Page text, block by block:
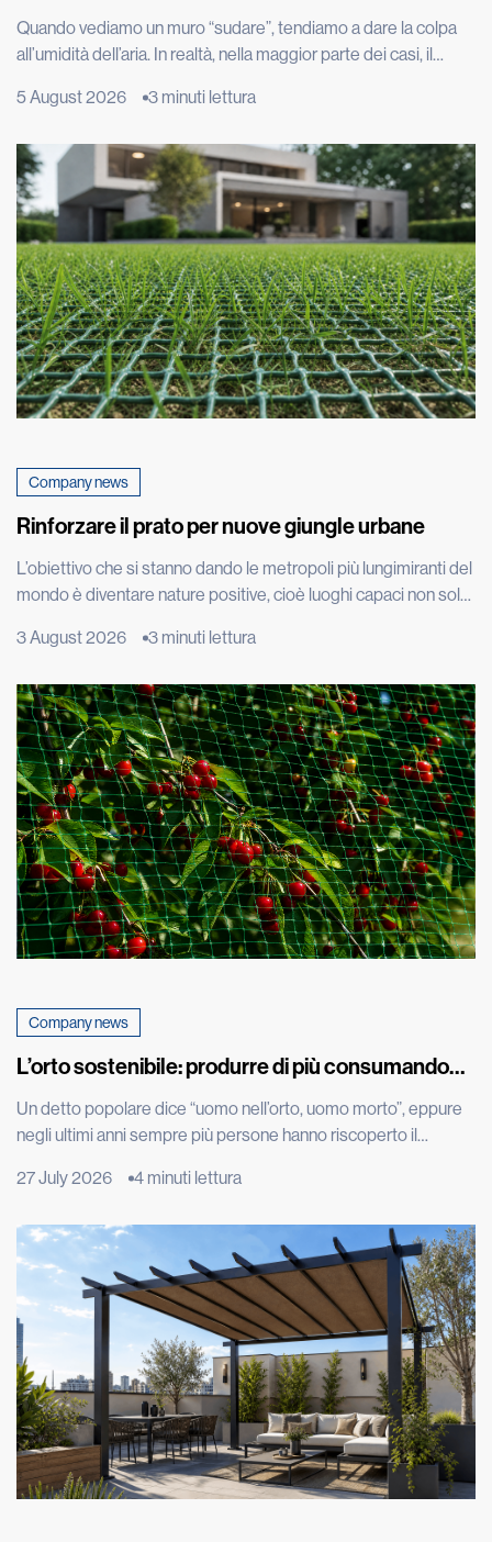
Quando vediamo un muro “sudare”, tendiamo a dare la colpa
all’umidità dell’aria. In realtà, nella maggior parte dei casi, il
poggia l’edificio. È qui che inizia un lento processo fisico,
murature e intonaci. Il fenomeno, estremamente […]
5 August 2026 3 minuti lettura
Company news
Rinforzare il prato per nuove giungle urbane
L’obiettivo che si stanno dando le metropoli più lungimiranti del
mondo è diventare nature positive, cioè luoghi capaci non solo
biodiversità. Londra vuole ripristinare 40 chilometri di fiumi e
urbana coperta da alberi e […]
3 August 2026 3 minuti lettura
Company news
L’orto sostenibile: produrre di più consumando
Un detto popolare dice “uomo nell’orto, uomo morto”, eppure
negli ultimi anni sempre più persone hanno riscoperto il
di portare in tavola prodotti genuini, ridurre gli sprechi e
tecnologica, per esempio con l’irrigazione automatizzata, oggi
coltivare […]
27 July 2026 4 minuti lettura